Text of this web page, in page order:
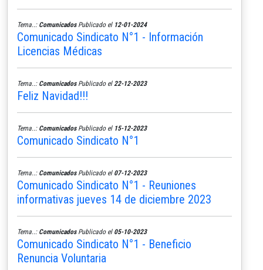
Tema..: ComunicadosPublicado el 12-01-2024
Comunicado Sindicato N°1 - Información
Licencias Médicas
Tema..: ComunicadosPublicado el 22-12-2023
Feliz Navidad!!!
Tema..: ComunicadosPublicado el 15-12-2023
Comunicado Sindicato N°1
Tema..: ComunicadosPublicado el 07-12-2023
Comunicado Sindicato N°1 - Reuniones
informativas jueves 14 de diciembre 2023
Tema..: ComunicadosPublicado el 05-10-2023
Comunicado Sindicato N°1 - Beneficio
Renuncia Voluntaria